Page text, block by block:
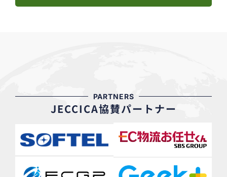
PARTNERS
JECCICA協賛パートナー